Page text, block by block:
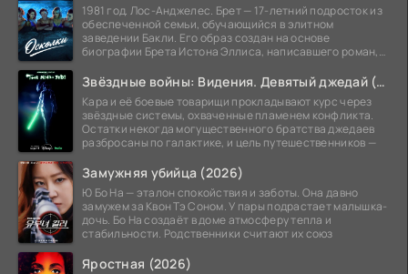
1981 год. Лос-Анджелес. Брет — 17-летний подросток из
обеспеченной семьи, обучающийся в элитном
заведении Бакли. Его образ создан на основе
биографии Брета Истона Эллиса, написавшего роман,
Звёздные войны: Видения. Девятый джедай (2026)
Кара и её боевые товарищи прокладывают курс через
звёздные системы, охваченные пламенем конфликта.
Остатки некогда могущественного братства джедаев
разбросаны по галактике, и цель путешественников —
Замужняя убийца (2026)
Ю Бо На — эталон спокойствия и заботы. Она давно
замужем за Квон Тэ Соном. У пары подрастает малышка-
дочь. Бо На создаёт в доме атмосферу тепла и
стабильности. Родственники считают их союз
Яростная (2026)